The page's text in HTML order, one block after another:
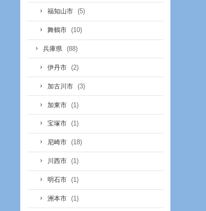
福知山市 (5)
舞鶴市 (10)
兵庫県 (88)
伊丹市 (2)
加古川市 (3)
加東市 (1)
宝塚市 (1)
尼崎市 (18)
川西市 (1)
明石市 (1)
洲本市 (1)